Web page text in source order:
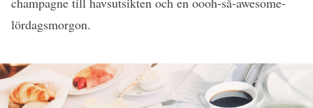
lördagsmorgon.